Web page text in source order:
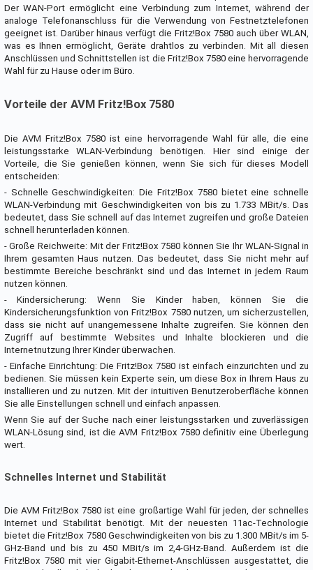
Der WAN-Port ermöglicht eine Verbindung zum Internet, während der
analoge Telefonanschluss für die Verwendung von Festnetztelefonen
geeignet ist. Darüber hinaus verfügt die Fritz!Box 7580 auch über WLAN,
was es Ihnen ermöglicht, Geräte drahtlos zu verbinden. Mit all diesen
Anschlüssen und Schnittstellen ist die Fritz!Box 7580 eine hervorragende
Wahl für zu Hause oder im Büro.
Vorteile der AVM Fritz!Box 7580
Die AVM Fritz!Box 7580 ist eine hervorragende Wahl für alle, die eine
leistungsstarke WLAN-Verbindung benötigen. Hier sind einige der
Vorteile, die Sie genießen können, wenn Sie sich für dieses Modell
entscheiden:
- Schnelle Geschwindigkeiten: Die Fritz!Box 7580 bietet eine schnelle
WLAN-Verbindung mit Geschwindigkeiten von bis zu 1.733 MBit/s. Das
bedeutet, dass Sie schnell auf das Internet zugreifen und große Dateien
schnell herunterladen können.
- Große Reichweite: Mit der Fritz!Box 7580 können Sie Ihr WLAN-Signal in
Ihrem gesamten Haus nutzen. Das bedeutet, dass Sie nicht mehr auf
bestimmte Bereiche beschränkt sind und das Internet in jedem Raum
nutzen können.
- Kindersicherung: Wenn Sie Kinder haben, können Sie die
Kindersicherungsfunktion von Fritz!Box 7580 nutzen, um sicherzustellen,
dass sie nicht auf unangemessene Inhalte zugreifen. Sie können den
Zugriff auf bestimmte Websites und Inhalte blockieren und die
Internetnutzung Ihrer Kinder überwachen.
- Einfache Einrichtung: Die Fritz!Box 7580 ist einfach einzurichten und zu
bedienen. Sie müssen kein Experte sein, um diese Box in Ihrem Haus zu
installieren und zu nutzen. Mit der intuitiven Benutzeroberfläche können
Sie alle Einstellungen schnell und einfach anpassen.
Wenn Sie auf der Suche nach einer leistungsstarken und zuverlässigen
WLAN-Lösung sind, ist die AVM Fritz!Box 7580 definitiv eine Überlegung
wert.
Schnelles Internet und Stabilität
Die AVM Fritz!Box 7580 ist eine großartige Wahl für jeden, der schnelles
Internet und Stabilität benötigt. Mit der neuesten 11ac-Technologie
bietet die Fritz!Box 7580 Geschwindigkeiten von bis zu 1.300 MBit/s im 5-
GHz-Band und bis zu 450 MBit/s im 2,4-GHz-Band. Außerdem ist die
Fritz!Box 7580 mit vier Gigabit-Ethernet-Anschlüssen ausgestattet, die